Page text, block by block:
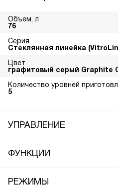
Объем, л
76
Серия
Стеклянная линейка
Цвет
графитовый серый Graphite
Количество уровней
5
УПРАВЛЕНИЕ
ФУНКЦИИ
РЕЖИМЫ